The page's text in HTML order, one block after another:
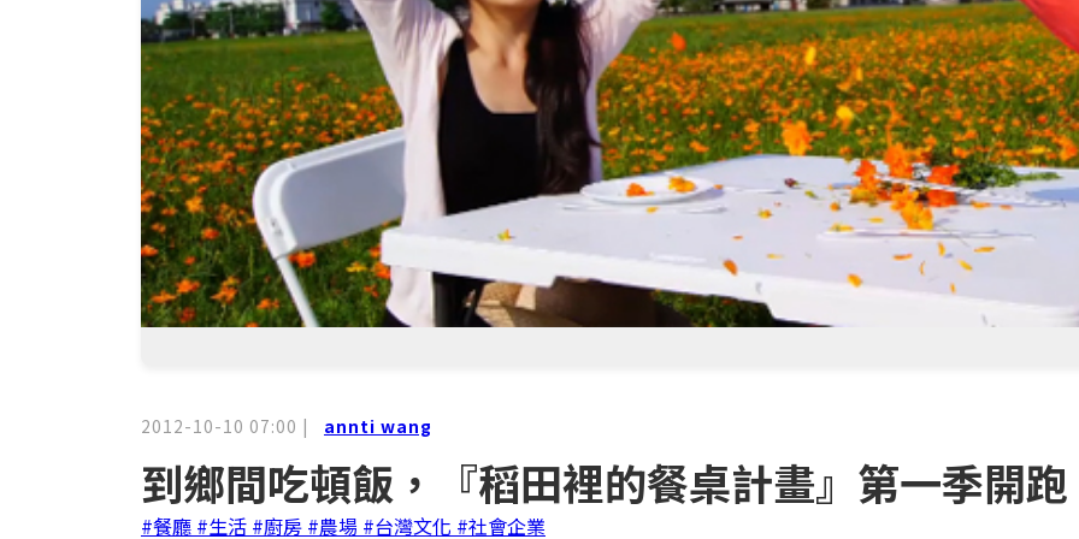
2012-10-10 07:00 | annti wang
到鄉間吃頓飯，『稻田裡的餐桌計畫』第一季開
#餐廳 #生活 #廚房 #農場 #台灣文化 #社會企業